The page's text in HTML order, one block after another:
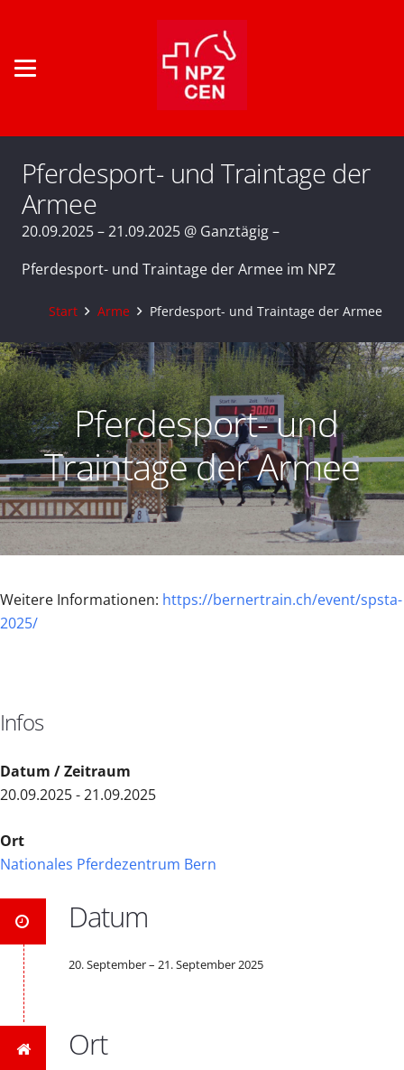
Pferdesport- und Traintage der
Armee
20.09.2025 – 21.09.2025 @ Ganztägig –
Pferdesport- und Traintage der Armee im NPZ
Start Arme Pferdesport- und Traintage der Armee
Pferdesport- und
Traintage der Armee
Weitere Informationen: https://bernertrain.ch/event/spsta-
2025/
Infos
Datum / Zeitraum
20.09.2025 - 21.09.2025
Ort
Nationales Pferdezentrum Bern
Datum
20. September – 21. September 2025
Ort